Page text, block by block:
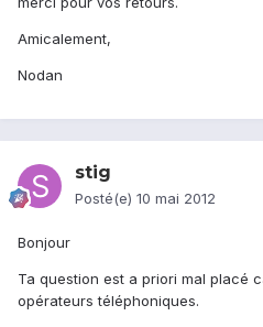
Amicalement,
Nodan
stig
Posté(e) 10 mai 2012
Bonjour
Ta question est a priori mal placé
opérateurs téléphoniques.